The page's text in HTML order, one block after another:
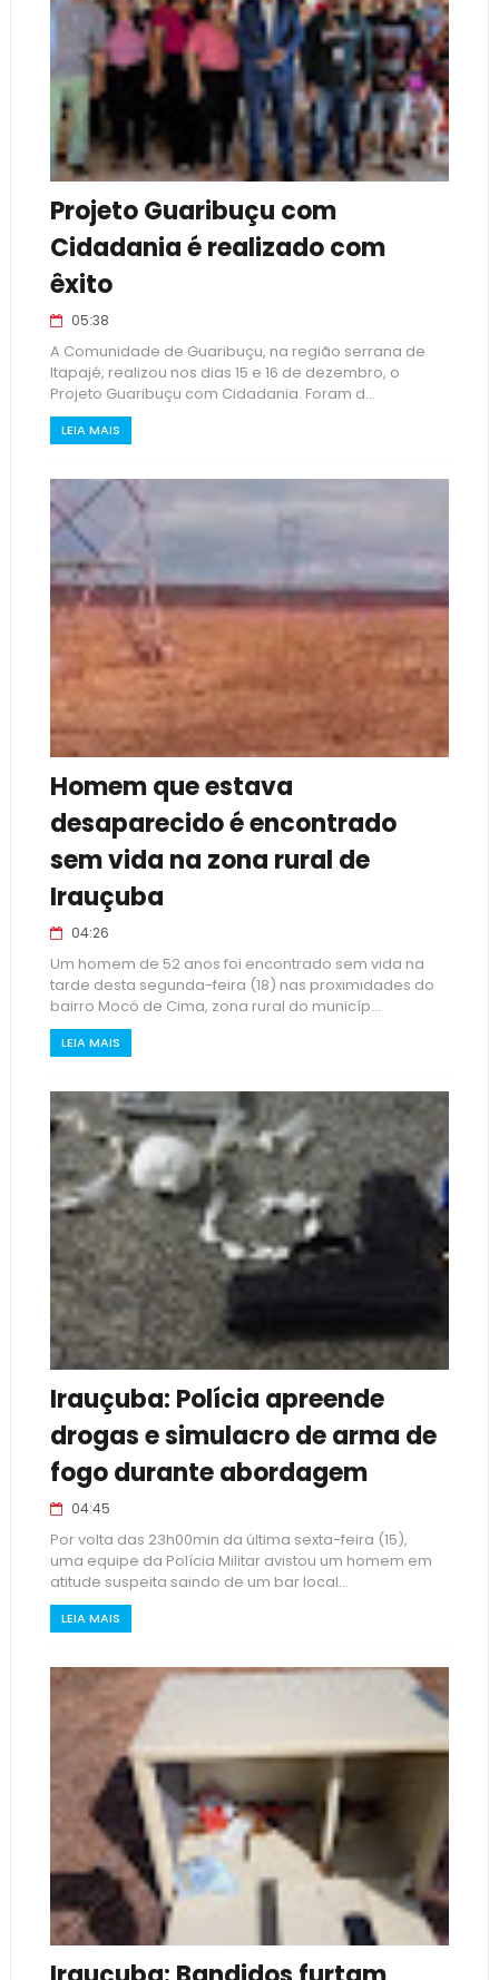
Projeto Guaribuçu com
Cidadania é realizado com
êxito
05:38
A Comunidade de Guaribuçu, na região serrana de
Itapajé, realizou nos dias 15 e 16 de dezembro, o
Projeto Guaribuçu com Cidadania. Foram d...
LEIA MAIS
Homem que estava
desaparecido é encontrado
sem vida na zona rural de
Irauçuba
04:26
Um homem de 52 anos foi encontrado sem vida na
tarde desta segunda-feira (18) nas proximidades do
bairro Mocó de Cima, zona rural do municíp...
LEIA MAIS
Irauçuba: Polícia apreende
drogas e simulacro de arma de
fogo durante abordagem
04:45
Por volta das 23h00min da última sexta-feira (15),
uma equipe da Polícia Militar avistou um homem em
atitude suspeita saindo de um bar local...
LEIA MAIS